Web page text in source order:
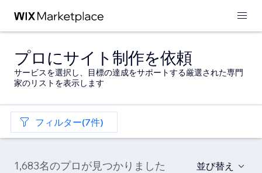
プロにサイト制作を依頼
サービスを選択し、目標の達成をサポートする厳選された専門
家のリストを表示します
フィルター(7件)
1,683名のプロが見つかりました 並び替え